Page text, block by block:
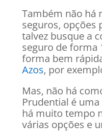
Também não há
seguros, opções
talvez busque a
seguro de forma
forma bem
Azos, por
Mas, não há
Prudential é
há muito tempo
várias opções e